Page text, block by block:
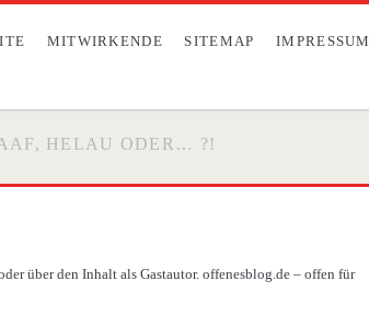
MITWIRKENDE SITEMAP IMPRESSUM
HELAU ODER… ?!
über den Inhalt als Gastautor. offenesblog.de – offen für